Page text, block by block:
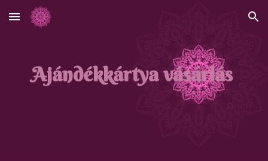
Skip to main content Skip to navigation
Ajándékkártya vásárlás